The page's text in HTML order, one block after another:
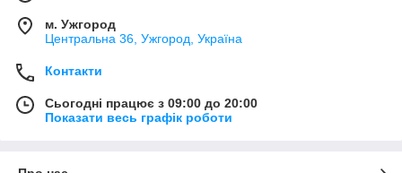
м. Ужгород
Центральна 36, Ужгород, Україна
Контакти
Сьогодні працює з 09:00 до 20:00
Показати весь графік роботи